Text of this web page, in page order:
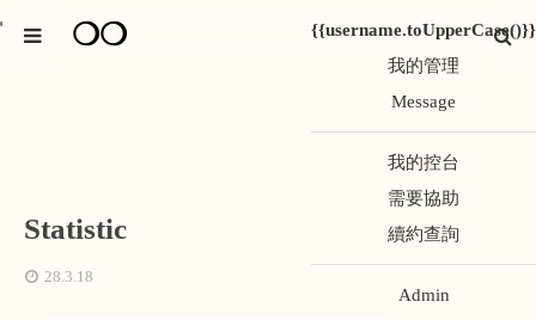
❍❍
{{username.toUpperCase()}}
我的管理
Message
我的控台
需要協助
續約查詢
Admin
Statistic
28.3.18